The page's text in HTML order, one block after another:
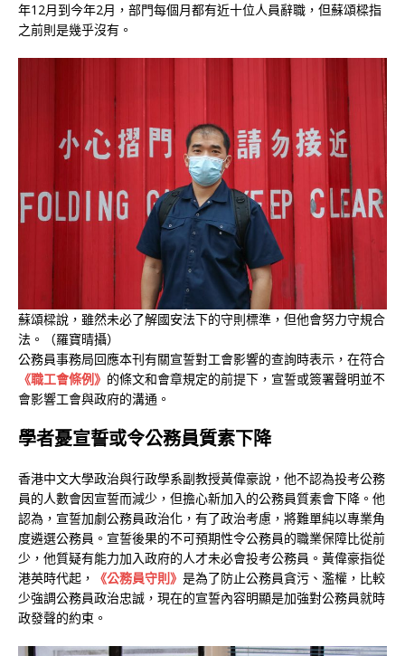
年12月到今年2月，部門每個月都有近十位人員辭職，但蘇頌樑指
之前則是幾乎沒有。
蘇頌樑說，雖然未必了解國安法下的守則標準，但他會努力守規合
法。（羅寶晴攝）
公務員事務局回應本刊有關宣誓對工會影響的查詢時表示，在符合
《職工會條例》 的條文和會章規定的前提下，宣誓或簽署聲明並不
會影響工會與政府的溝通。
學者憂宣誓或令公務員質素下降
香港中文大學政治與行政學系副教授黃偉豪說，他不認為投考公務
員的人數會因宣誓而減少，但擔心新加入的公務員質素會下降。他
認為，宣誓加劇公務員政治化，有了政治考慮，將難單純以專業角
度遴選公務員。宣誓後果的不可預期性令公務員的職業保障比從前
少，他質疑有能力加入政府的人才未必會投考公務員。黃偉豪指從
港英時代起，
《公務員守則》 是為了防止公務員貪污、濫權，比較
少強調公務員政治忠誠，現在的宣誓內容明顯是加強對公務員就時
政發聲的約束。